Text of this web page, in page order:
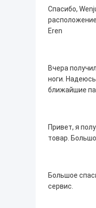
Спасибо,
Eren
Вчера
ноги.
ближайшие
Привет, я
товар.
Большое
сервис.